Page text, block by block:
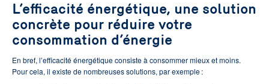
L’efficacité énergétique, une solution
concrète pour réduire votre
consommation d’énergie
En bref, l’efficacité énergétique consiste à consommer mieux et moins.
Pour cela, il existe de nombreuses solutions, par exemple :